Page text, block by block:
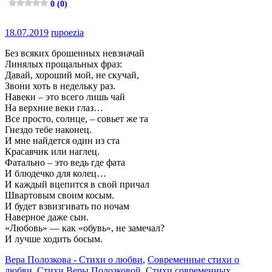
0 (0)
18.07.2019 rupoezia
Без всяких брошенных невзначай
Линялых прощальных фраз:
Давай, хороший мой, не скучай,
Звони хоть в недельку раз.
Навеки – это всего лишь чай
На верхние веки глаз…
Все просто, солнце, – совьет же та
Гнездо тебе наконец.
И мне найдется один из ста
Красавчик или наглец.
Фатально – это ведь где фата
И блюдечко для колец…
И каждый вцепится в свой причал
Швартовым своим косым.
И будет взвизгивать по ночам
Наверное даже сын.
«Любовь» — как «обувь», не замечал?
И лучше ходить босым.
Вера Полозкова - Стихи о любви, Современные стихи о